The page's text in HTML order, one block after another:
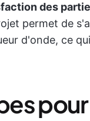
des
permet de
d'onde, ce